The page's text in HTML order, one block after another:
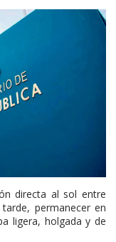
directa al sol entre
permanecer en
ligera, holgada y de